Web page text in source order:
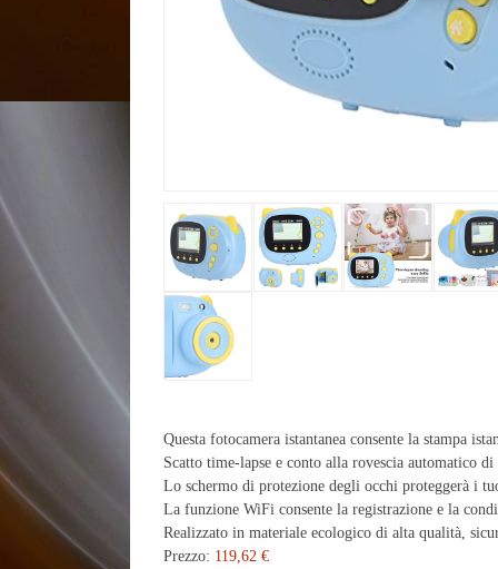
Questa fotocamera istantanea consente la stampa
Scatto time-lapse e conto alla rovescia automatico
Lo schermo di protezione degli occhi proteggerà i
La funzione WiFi consente la registrazione e la
Realizzato in materiale ecologico di alta qualità,
Prezzo: 119,62 €